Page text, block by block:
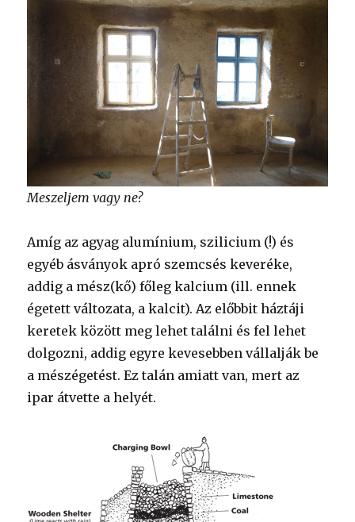
Meszeljem vagy ne?
Amíg az agyag alumínium, szilicium (!) és
egyéb ásványok apró szemcsés keveréke,
addig a mész(kő) főleg kalcium (ill. ennek
égetett változata, a kalcit). Az előbbit háztáji
keretek között meg lehet találni és fel lehet
dolgozni, addig egyre kevesebben vállalják be
a mészégetést. Ez talán amiatt van, mert az
ipar átvette a helyét.